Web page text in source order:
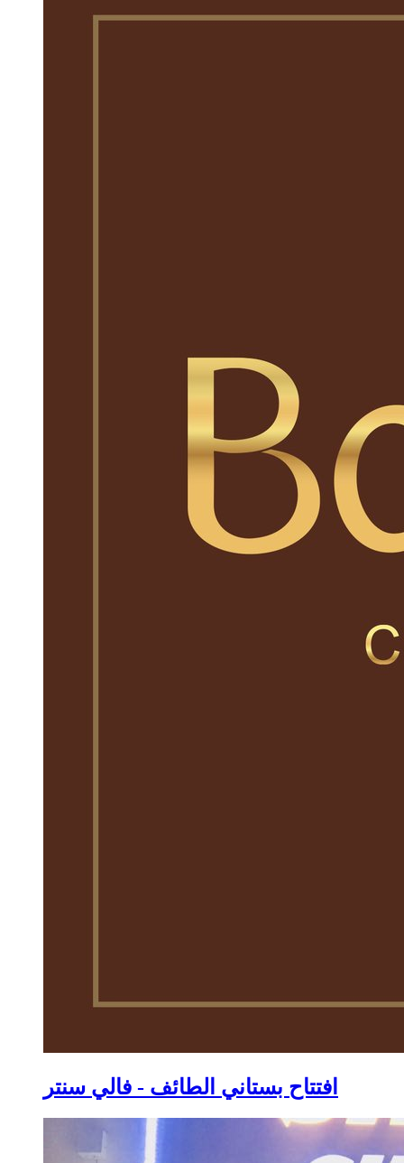
افتتاح بستاني الطائف - فالي سنتر